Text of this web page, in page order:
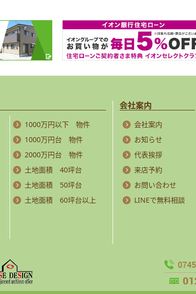
1000万円以下 物件
1000万円台 物件
2000万円台 物件
土地面積 40坪台
土地面積 50坪台
土地面積 60坪台以上
会社案内
会社案内
お知らせ
代表挨拶
来店予約
お問い合わせ
LINEで無料相談